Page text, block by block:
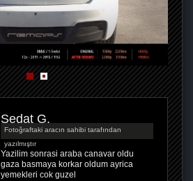
Sedat G.
Fotoğraftaki aracın sahibi tarafından
yazılmıştır
Yazilim sonrasi araba canavar oldu
gaza basmaya korkar oldum ayrica
yemekleri cok guzel